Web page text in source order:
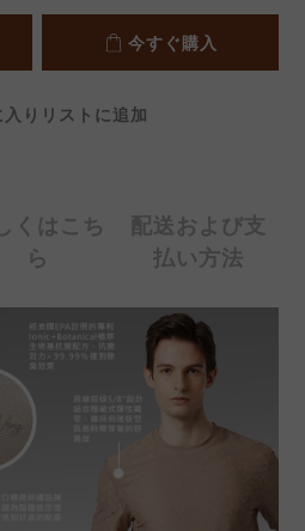
今すぐ購入
入りリストに追加
くはこち
ら
配送および支
払い方法